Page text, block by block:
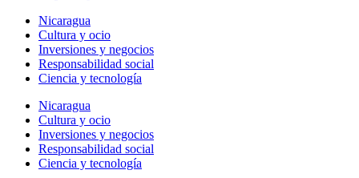
Nicaragua
Cultura y ocio
Inversiones y negocios
Responsabilidad social
Ciencia y tecnología
Nicaragua
Cultura y ocio
Inversiones y negocios
Responsabilidad social
Ciencia y tecnología